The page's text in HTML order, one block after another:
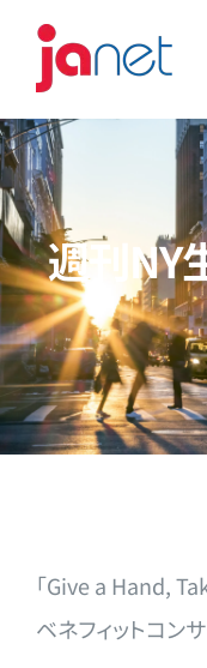
Skip
週刊NY
「Give a Hand,
ベネフィットコン